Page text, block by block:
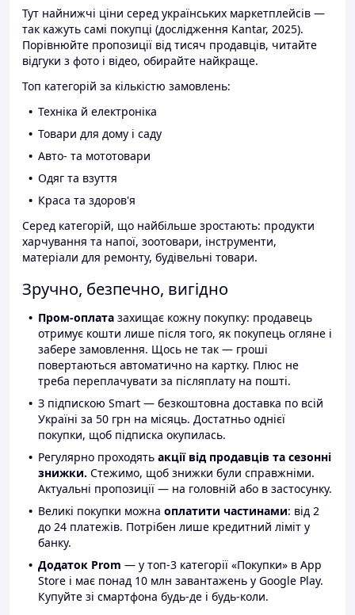
Тут найнижчі ціни серед українських маркетплейсів —
так кажуть самі покупці (дослідження Kantar, 2025).
Порівнюйте пропозиції від тисяч продавців, читайте
відгуки з фото і відео, обирайте найкраще.
Топ категорій за кількістю замовлень:
Техніка й електроніка
Товари для дому і саду
Авто- та мототовари
Одяг та взуття
Краса та здоров'я
Серед категорій, що найбільше зростають: продукти
харчування та напої, зоотовари, інструменти,
матеріали для ремонту, будівельні товари.
Зручно, безпечно, вигідно
Пром-оплата захищає кожну покупку: продавець
отримує кошти лише після того, як покупець огляне і
забере замовлення. Щось не так — гроші
повертаються автоматично на картку. Плюс не
треба переплачувати за післяплату на пошті.
З підпискою Smart — безкоштовна доставка по всій
Україні за 50 грн на місяць. Достатньо однієї
покупки, щоб підписка окупилась.
Регулярно проходять акції від продавців та сезонні
знижки. Стежимо, щоб знижки були справжніми.
Актуальні пропозиції — на головній або в застосунку.
Великі покупки можна оплатити частинами: від 2
до 24 платежів. Потрібен лише кредитний ліміт у
банку.
Додаток Prom — у топ-3 категорії «Покупки» в App
Store і має понад 10 млн завантажень у Google Play.
Купуйте зі смартфона будь-де і будь-коли.